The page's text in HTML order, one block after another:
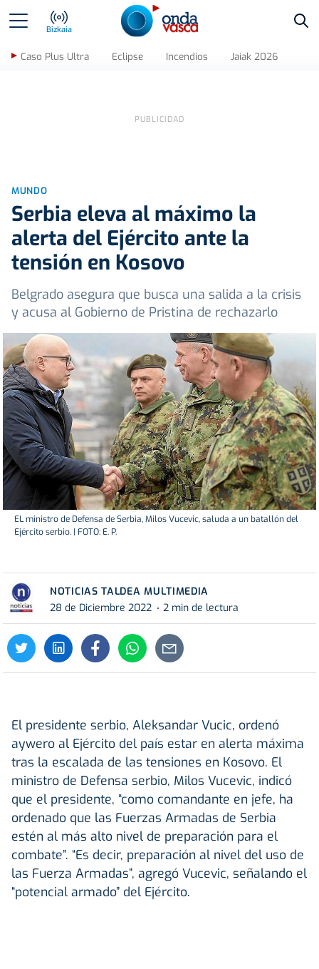
Bizkaia
Caso Plus Ultra Eclipse Incendios Jaiak 2026
MUNDO
Serbia eleva al máximo la
alerta del Ejército ante la
tensión en Kosovo
Belgrado asegura que busca una salida a la crisis
y acusa al Gobierno de Pristina de rechazarlo
EL ministro de Defensa de Serbia, Milos Vucevic, saluda a un batallón del
Ejército serbio. | FOTO: E. P.
NOTICIAS TALDEA MULTIMEDIA
28 de Diciembre 2022
2 min de lectura
El presidente serbio, Aleksandar Vucic, ordenó
aywero al Ejército del país estar en alerta máxima
tras la escalada de las tensiones en Kosovo. El
ministro de Defensa serbio, Milos Vucevic, indicó
que el presidente, “como comandante en jefe, ha
ordenado que las Fuerzas Armadas de Serbia
estén al más alto nivel de preparación para el
combate”. “Es decir, preparación al nivel del uso de
las Fuerza Armadas”, agregó Vucevic, señalando el
“potencial armado” del Ejército.